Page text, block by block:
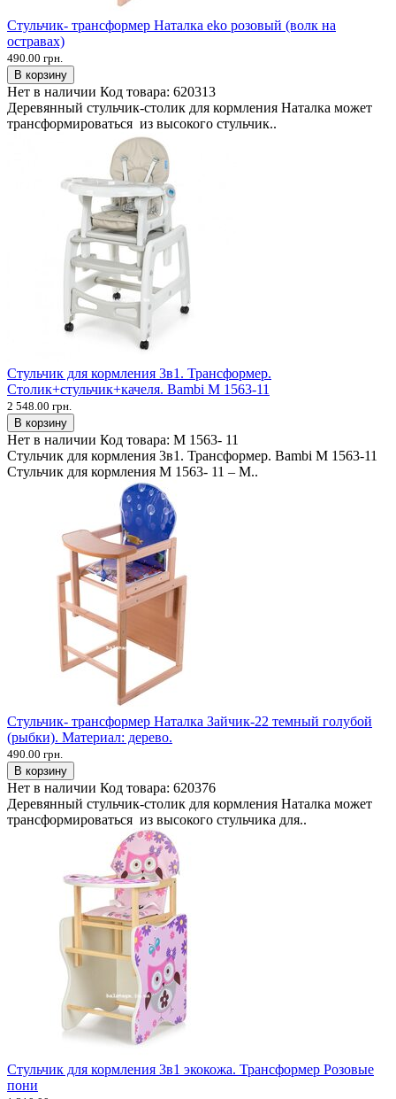
Стульчик- трансформер Наталка eko розовый (волк на
остравах)
490.00 грн.
В корзину
Нет в наличии Код товара: 620313
Деревянный стульчик-столик для кормления Наталка может
трансформироваться из высокого стульчик..
Стульчик для кормления 3в1. Трансформер.
Столик+стульчик+качеля. Bambi M 1563-11
2 548.00 грн.
В корзину
Нет в наличии Код товара: M 1563- 11
Стульчик для кормления 3в1. Трансформер. Bambi M 1563-11
Стульчик для кормления M 1563- 11 – М..
Стульчик- трансформер Наталка Зайчик-22 темный голубой
(рыбки). Материал: дерево.
490.00 грн.
В корзину
Нет в наличии Код товара: 620376
Деревянный стульчик-столик для кормления Наталка может
трансформироваться из высокого стульчика для..
Стульчик для кормления 3в1 экокожа. Трансформер Розовые
пони